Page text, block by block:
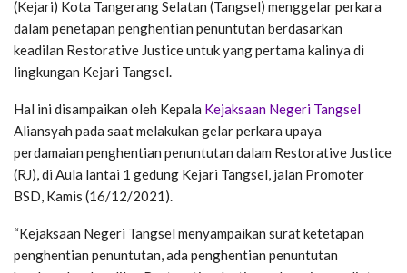
(Kejari) Kota Tangerang Selatan (Tangsel) menggelar perkara
dalam penetapan penghentian penuntutan berdasarkan
keadilan Restorative Justice untuk yang pertama kalinya di
lingkungan Kejari Tangsel.
Hal ini disampaikan oleh Kepala Kejaksaan Negeri Tangsel
Aliansyah pada saat melakukan gelar perkara upaya
perdamaian penghentian penuntutan dalam Restorative Justice
(RJ), di Aula lantai 1 gedung Kejari Tangsel, jalan Promoter
BSD, Kamis (16/12/2021).
“Kejaksaan Negeri Tangsel menyampaikan surat ketetapan
penghentian penuntutan, ada penghentian penuntutan